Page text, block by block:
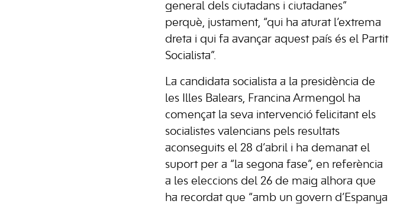
general dels ciutadans i ciutadanes”
perquè, justament, “qui ha aturat l’extrema
dreta i qui fa avançar aquest país és el Partit
Socialista”.
La candidata socialista a la presidència de
les Illes Balears, Francina Armengol ha
començat la seva intervenció felicitant els
socialistes valencians pels resultats
aconseguits el 28 d’abril i ha demanat el
suport per a “la segona fase”, en referència
a les eleccions del 26 de maig alhora que
ha recordat que “amb un govern d’Espanya